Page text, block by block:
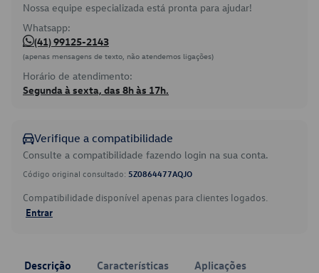
Nossa equipe especializada está pronta para ajudar!
Whatsapp:
(41) 99125-2143
(apenas mensagens de texto, não atendemos ligações)
Horário de atendimento:
Segunda à sexta, das 8h às 17h.
Verifique a compatibilidade
Consulte a compatibilidade fazendo login na sua conta.
Código original consultado: 5Z0864477AQJO
Compatibilidade disponível apenas para clientes logados.
Entrar
Descrição Características Aplicações